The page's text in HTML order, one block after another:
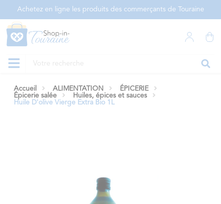
Achetez en ligne les produits des commerçants de Touraine
Accueil ALIMENTATION
ÉPICERIE
Épicerie salée
Huiles, épices et sauces
Huile D'olive Vierge Extra Bio 1L
Panneau de gestion des cookies